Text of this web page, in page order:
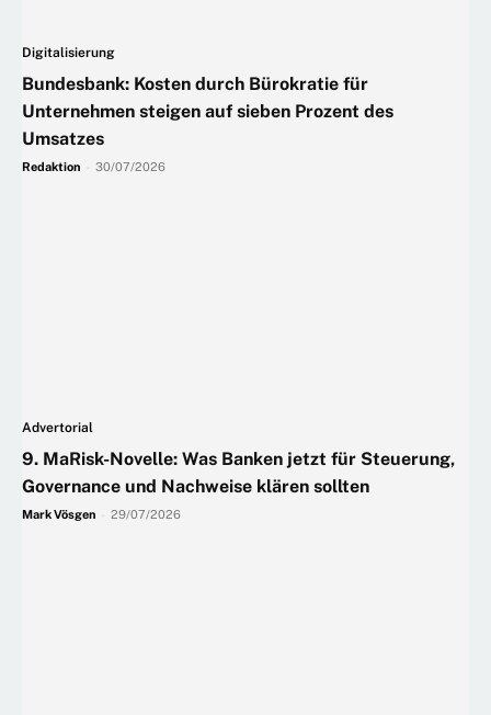
Digitalisierung
Bundesbank: Kosten durch Bürokratie für
Unternehmen steigen auf sieben Prozent des
Umsatzes
Redaktion 30/07/2026
Advertorial
9. MaRisk-Novelle: Was Banken jetzt für Steuerung,
Governance und Nachweise klären sollten
Mark Vösgen 29/07/2026